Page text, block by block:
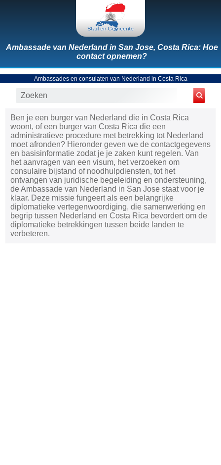
Ambassade van Nederland in San Jose, Costa Rica: Hoe
contact opnemen?
Ambassades en consulaten van Nederland in Costa Rica
Ben je een burger van Nederland die in Costa Rica
woont, of een burger van Costa Rica die een
administratieve procedure met betrekking tot Nederland
moet afronden? Hieronder geven we de contactgegevens
en basisinformatie zodat je je zaken kunt regelen. Van
het aanvragen van een visum, het verzoeken om
consulaire bijstand of noodhulpdiensten, tot het
ontvangen van juridische begeleiding en ondersteuning,
de Ambassade van Nederland in San Jose staat voor je
klaar. Deze missie fungeert als een belangrijke
diplomatieke vertegenwoordiging, die samenwerking en
begrip tussen Nederland en Costa Rica bevordert om de
diplomatieke betrekkingen tussen beide landen te
verbeteren.